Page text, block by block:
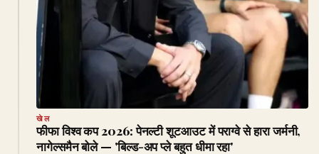
खेल
फीफा विश्व कप 2026: पेनल्टी शूटआउट में पराग्वे से हारा जर्मनी,
नागेल्समैन बोले — 'बिल्ड-अप प्ले बहुत धीमा रहा'